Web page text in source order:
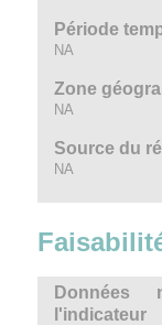
Période
NA
Zone
NA
Source du
NA
Données
l'indicateur